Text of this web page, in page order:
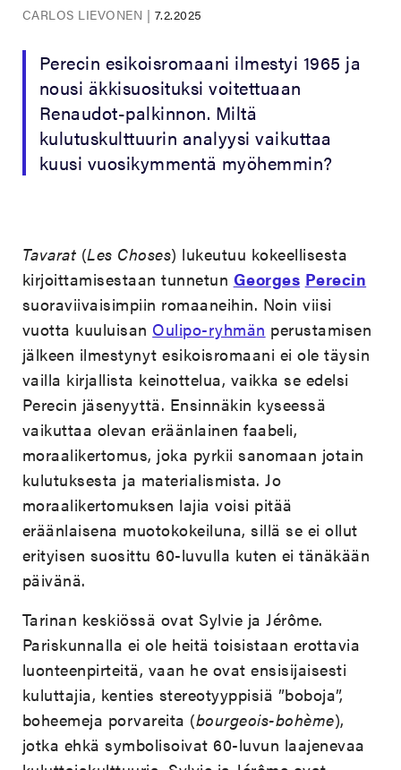
CARLOS LIEVONEN | 7.2.2025
Perecin esikoisromaani ilmestyi 1965 ja
nousi äkkisuosituksi voitettuaan
Renaudot-palkinnon. Miltä
kulutuskulttuurin analyysi vaikuttaa
kuusi vuosikymmentä myöhemmin?
Tavarat (Les Choses) lukeutuu kokeellisesta
kirjoittamisestaan tunnetun Georges Perecin
suoraviivaisimpiin romaaneihin. Noin viisi
vuotta kuuluisan Oulipo-ryhmän perustamisen
jälkeen ilmestynyt esikoisromaani ei ole täysin
vailla kirjallista keinottelua, vaikka se edelsi
Perecin jäsenyyttä. Ensinnäkin kyseessä
vaikuttaa olevan eräänlainen faabeli,
moraalikertomus, joka pyrkii sanomaan jotain
kulutuksesta ja materialismista. Jo
moraalikertomuksen lajia voisi pitää
eräänlaisena muotokokeiluna, sillä se ei ollut
erityisen suosittu 60-luvulla kuten ei tänäkään
päivänä.
Tarinan keskiössä ovat Sylvie ja Jérôme.
Pariskunnalla ei ole heitä toisistaan erottavia
luonteenpirteitä, vaan he ovat ensisijaisesti
kuluttajia, kenties stereotyyppisiä ”boboja”,
boheemeja porvareita (bourgeois-bohème),
jotka ehkä symbolisoivat 60-luvun laajenevaa